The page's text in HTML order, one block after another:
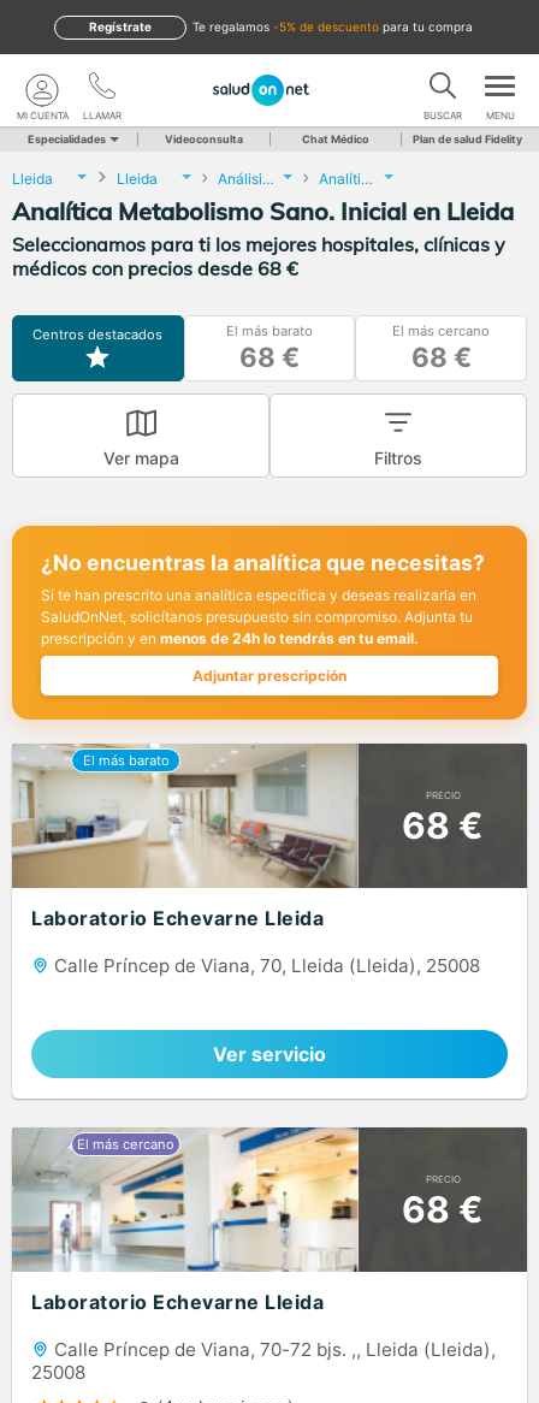
te regalamos -5% de descuento para tu compra
Regístrate
LLAMAR
MI CUENTA BUSCAR MENU
Especialidades Videoconsulta Chat Médico Plan de salud Fidelity
Lleida Lleida Análisis Clínicos Analítica Metabolismo Sano. Inicial
Analítica Metabolismo Sano. Inicial en Lleida
Seleccionamos para ti los mejores hospitales, clínicas y
médicos con precios desde 68 €
Centros destacados El más barato
68 €
El más cercano
68 €
Ver mapa Filtros
¿No encuentras la analítica que necesitas?
Si te han prescrito una analítica específica y deseas realizarla en
SaludOnNet, solicítanos presupuesto sin compromiso. Adjunta tu
prescripción y en menos de 24h lo tendrás en tu email.
Adjuntar prescripción
PRECIO
68 €
Laboratorio Echevarne Lleida
Calle Príncep de Viana, 70, Lleida (Lleida), 25008
Ver servicio
PRECIO
68 €
Laboratorio Echevarne Lleida
Calle Príncep de Viana, 70-72 bjs. ,, Lleida (Lleida),
25008